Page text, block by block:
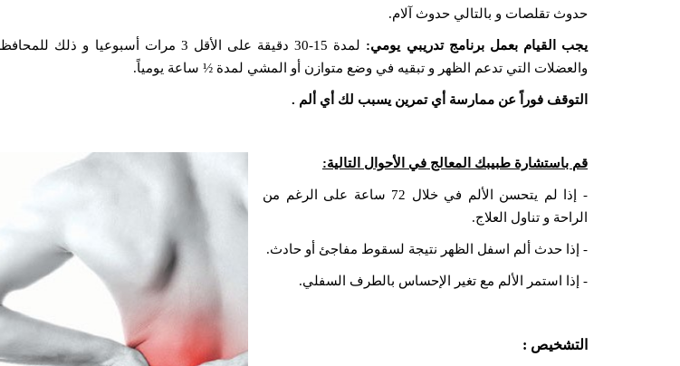
حدوث تقلصات و بالتالي حدوث آلام.
يجب القيام بعمل برنامج تدريبي يومي:
لمدة 15-30 دقيقة على الأقل 3 مرات أسبوعيا و
والعضلات التي تدعم الظهر و تبقيه في وضع متوازن أو المشي لمدة ½ ساعة يومياً.
التوقف فوراً عن ممارسة أي تمرين يسبب لك أي ألم .
قم باستشارة طبيبك المعالج في الأحوال التالية:
- إذا لم يتحسن الألم في خلال 72 ساعة على الرغم من
الراحة و تناول العلاج.
- إذا حدث ألم اسفل الظهر نتيجة لسقوط مفاجئ أو حادث.
- إذا استمر الألم مع تغير الإحساس بالطرف السفلي.
التشخيص :